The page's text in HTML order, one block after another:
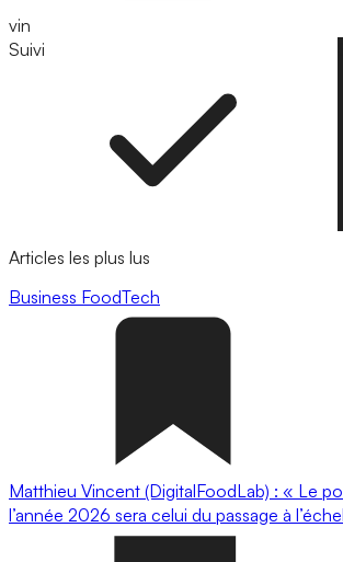
vin
Suivi
Articles les plus lus
Business FoodTech
Matthieu Vincent (DigitalFoodLab) : « Le
l’année 2026 sera celui du passage à